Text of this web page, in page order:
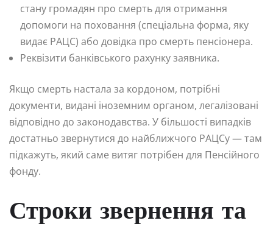
стану громадян про смерть для отримання
допомоги на поховання (спеціальна форма, яку
видає РАЦС) або довідка про смерть пенсіонера.
Реквізити банківського рахунку заявника.
Якщо смерть настала за кордоном, потрібні
документи, видані іноземним органом, легалізовані
відповідно до законодавства. У більшості випадків
достатньо звернутися до найближчого РАЦСу — там
підкажуть, який саме витяг потрібен для Пенсійного
фонду.
Строки звернення та